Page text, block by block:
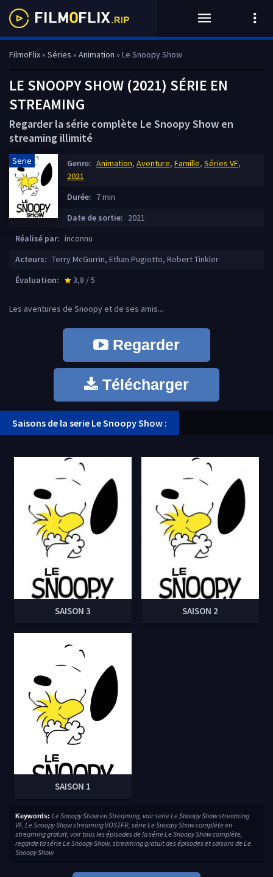
FilmoFlix» Séries » Animation » Le Snoopy Show
LE SNOOPY SHOW (2021) SÉRIE EN
STREAMING
Regarder la série complète Le Snoopy Show en
streaming illimité
Serie Genre: Animation, Aventure, Famille, Séries VF,
2021
Durée: 7 min
Date de sortie: 2021
Réalisé par: inconnu
Acteurs: Terry McGurrin, Ethan Pugiotto, Robert Tinkler
Évaluation:
star_rate
3,8 / 5
Les aventures de Snoopy et de ses amis...
Regarder
Télécharger
Saisons de la serie Le Snoopy Show :
SAISON 3 SAISON 2
SAISON 1
Keywords: Le Snoopy Show en Streaming, voir serie Le Snoopy Show streaming
VF, Le Snoopy Show streaming VOSTFR, série Le Snoopy Show complète en
streaming gratuit, voir tous les épisodes de la série Le Snoopy Show complète,
regarde ta série Le Snoopy Show, streaming gratuit des épisodes et saisons de Le
Snoopy Show